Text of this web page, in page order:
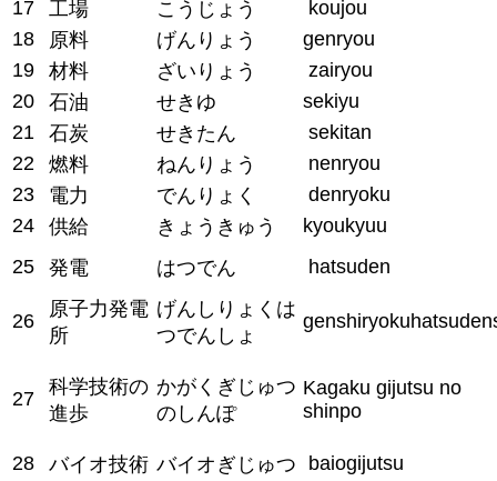
17
工場 こうじょう
koujou
18
原料 げんりょう
genryou
19
材料 ざいりょう
zairyou
20
石油 せきゆ
sekiyu
21
石炭 せきたん
sekitan
22
燃料 ねんりょう
nenryou
23
電力 でんりょく
denryoku
24
供給 きょうきゅう
kyoukyuu
25
発電 はつでん hatsuden
26
原子力発電
所
げんしりょくは
つでんしょ
27
科学技術の
進歩
かがくぎじゅつ
のしんぽ
Kagaku gijutsu no
shinpo
28 バイオ技術 バイオぎじゅつ
baiogijutsu